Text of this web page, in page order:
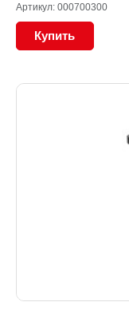
Артикул: 000700300
Купить